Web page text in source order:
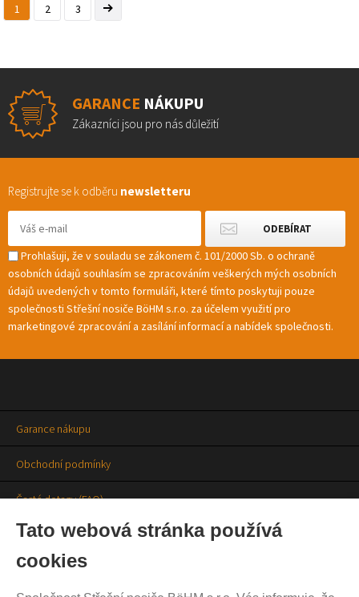
Tato webová stránka používá
cookies
1 2 3
GARANCE NÁKUPU
Zákazníci jsou pro nás důležití
Registrujte se k odběru newsletteru
Prohlašuji, že v souladu se zákonem č. 101/2000 Sb. o ochraně
osobních údajů souhlasím se zpracováním veškerých mých osobních
údajů uvedených v tomto formuláři, které tímto poskytuji pouze
společnosti Střešní nosiče BöHM s.r.o. za účelem využití pro
marketingové zpracování a zasílání informací a nabídek společnosti.
Garance nákupu
Obchodní podmínky
Časté dotazy (FAQ)
Prodejny
Aktuality